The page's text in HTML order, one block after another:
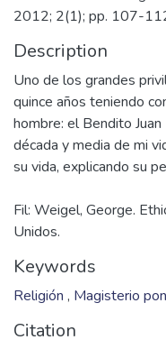
2012; 2(1); pp. 107-
Description
Uno de los grandes
quince años teniendo
hombre: el Bendito
década y media de mi
Fil: Weigel, George.
Unidos.
Keywords
Religión , Magisterio
Citation